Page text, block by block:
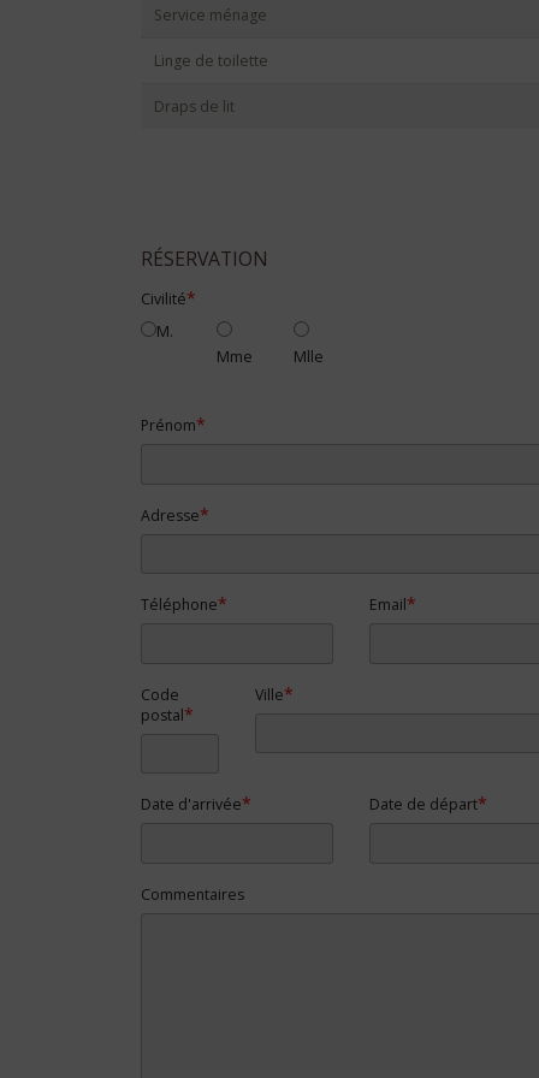
Service ménage
Linge de toilette
Draps de lit
RÉSERVATION
Civilité
M.
Mme
Mlle
Prénom
Adresse
Téléphone Email
Code
postal
Ville
Date d'arrivée Date de départ
Commentaires